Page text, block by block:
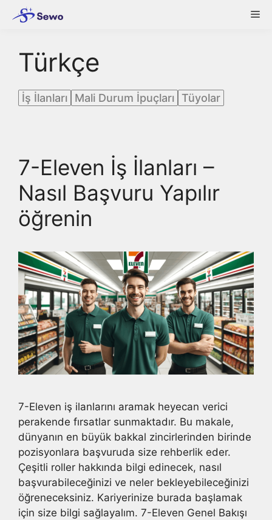
Türkçe
İş İlanları Mali Durum İpuçları Tüyolar
7-Eleven İş İlanları –
Nasıl Başvuru Yapılır
öğrenin
7-Eleven iş ilanlarını aramak heyecan verici
perakende fırsatlar sunmaktadır. Bu makale,
dünyanın en büyük bakkal zincirlerinden birinde
pozisyonlara başvuruda size rehberlik eder.
Çeşitli roller hakkında bilgi edinecek, nasıl
başvurabileceğinizi ve neler bekleyebileceğinizi
öğreneceksiniz. Kariyerinize burada başlamak
için size bilgi sağlayalım. 7-Eleven Genel Bakışı